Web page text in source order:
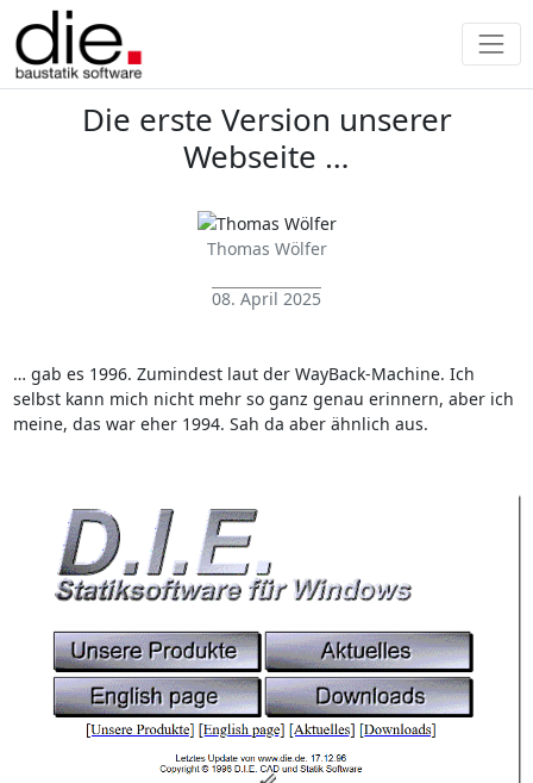
Die erste Version unserer
Webseite …
Thomas Wölfer
08. April 2025
… gab es 1996. Zumindest laut der WayBack-Machine. Ich
selbst kann mich nicht mehr so ganz genau erinnern, aber ich
meine, das war eher 1994. Sah da aber ähnlich aus.